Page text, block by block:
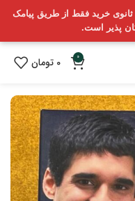
خرید فقط از طریق پیامک
0
0 تومان